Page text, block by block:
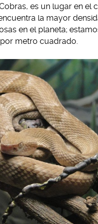
es un lugar en el
la mayor
en el planeta;
metro cuadrado.